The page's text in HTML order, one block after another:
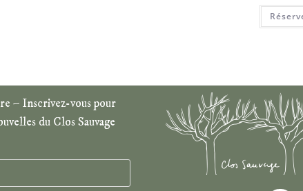
– Inscrivez-vous pour
du Clos Sauvage